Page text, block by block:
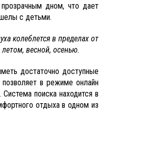
дном, что дает
с детьми.
колеблется в пределах от
весной, осенью.
достаточно доступные
в режиме онлайн
поиска находится в
отдыха в одном из